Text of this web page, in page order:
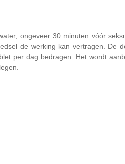
ongeveer 30 minuten vóór
de werking kan vertragen. De
per dag bedragen. Het wordt